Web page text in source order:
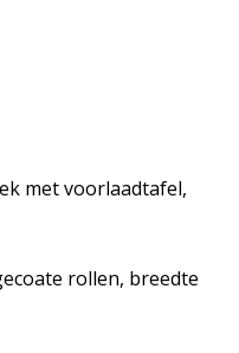
met voorlaadtafel,
rollen, breedte